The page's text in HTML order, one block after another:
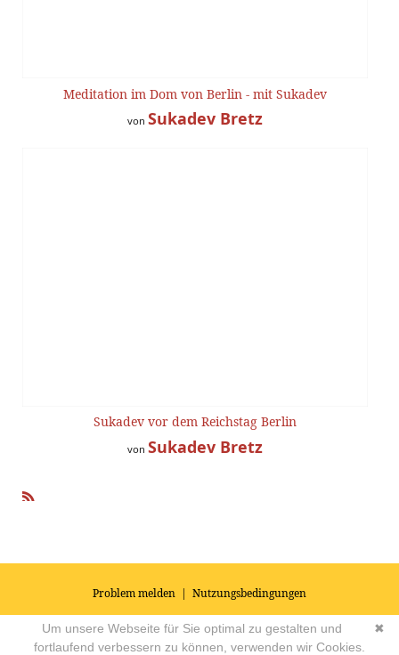
Meditation im Dom von Berlin - mit Sukadev
von Sukadev Bretz
Sukadev vor dem Reichstag Berlin
von Sukadev Bretz
Problem melden | Nutzungsbedingungen
© 2026Impressum|Datenschutz|AGB's| Yoga Vidya Community -
Forum für Yoga, Meditation und Ayurveda Powered by
✖
Um unsere Webseite für Sie optimal zu gestalten und
fortlaufend verbessern zu können, verwenden wir Cookies.